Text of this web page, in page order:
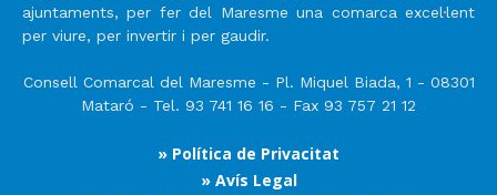
ajuntaments, per fer del Maresme una comarca excel·lent
per viure, per invertir i per gaudir.
Consell Comarcal del Maresme - Pl. Miquel Biada, 1 - 08301
Mataró - Tel. 93 741 16 16 - Fax 93 757 21 12
» Política de Privacitat
» Avís Legal